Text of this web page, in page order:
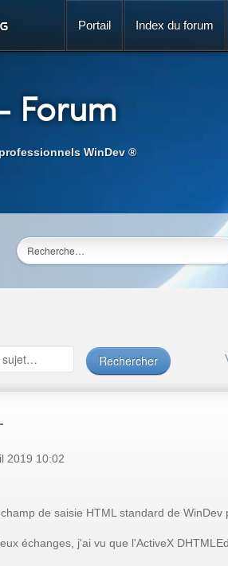
Portail Index du forum
Forum
WinDev ®
2019 10:02
de saisie HTML standard de WinDev
échanges, j'ai vu que l'ActiveX